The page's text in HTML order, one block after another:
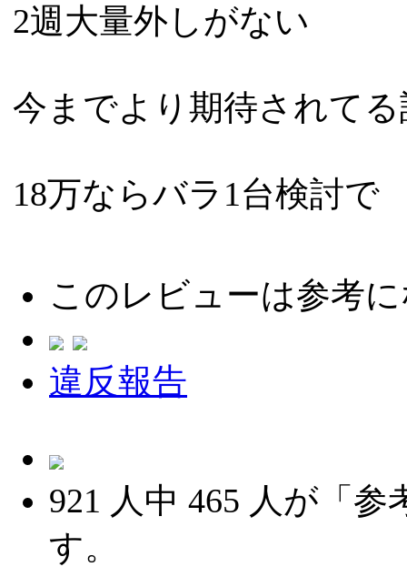
2週大量外しがない
今までより期待されてる
18万ならバラ1台検討で
このレビューは参考
違反報告
921 人中 465 人が「参
す。